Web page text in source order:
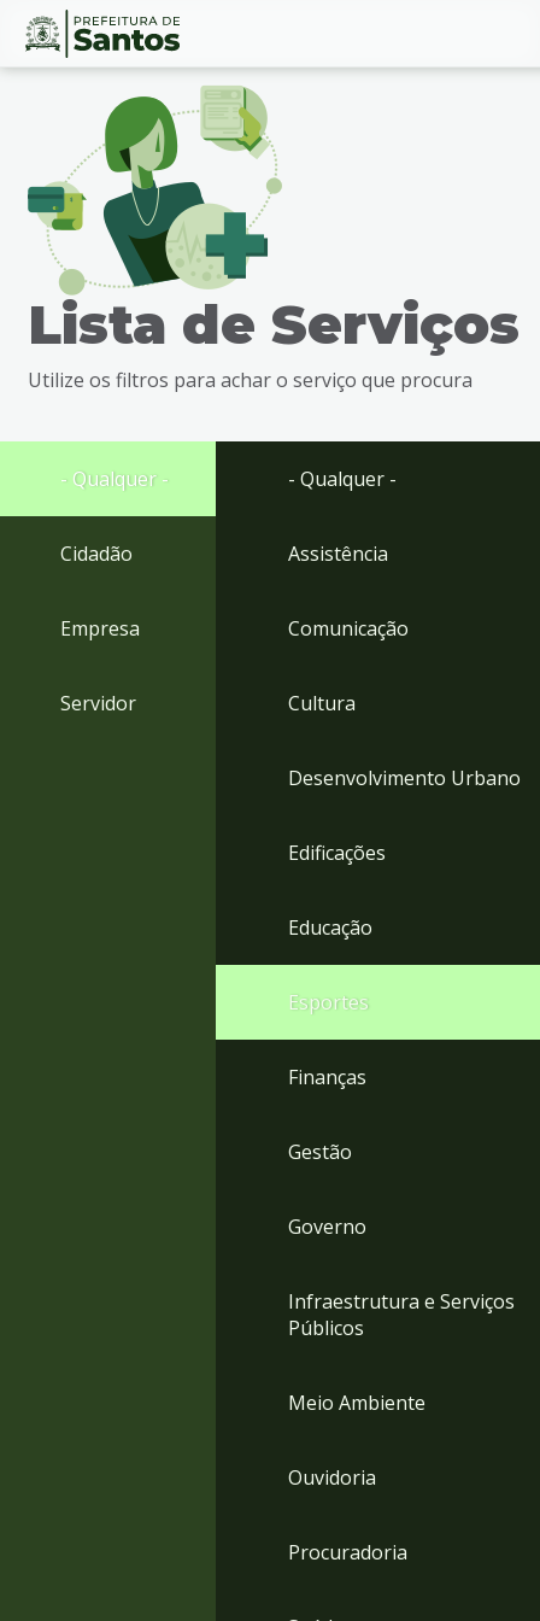
Ir
busca
Ir
rodapé
Conteúdo
Lista de Serviços
Utilize os filtros para achar o serviço que procura
- Qualquer -
Cidadão
Empresa
Servidor
- Qualquer -
Assistência
Comunicação
Cultura
Desenvolvimento Urbano
Edificações
Educação
Esportes
Finanças
Gestão
Governo
Infraestrutura e Serviços
Públicos
Meio Ambiente
Ouvidoria
Procuradoria